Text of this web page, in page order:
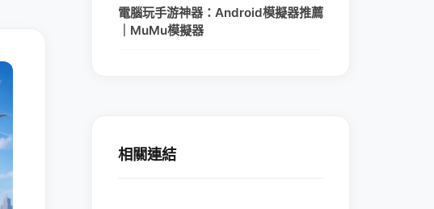
電腦玩手游神器：Android模擬器推薦
｜MuMu模擬器
相關連結